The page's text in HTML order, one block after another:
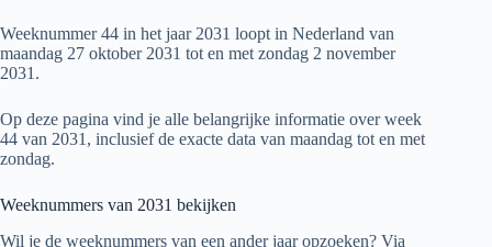
Weeknummer 44 in het jaar 2031 loopt in Nederland van
maandag 27 oktober 2031 tot en met zondag 2 november
2031.
Op deze pagina vind je alle belangrijke informatie over week
44 van 2031, inclusief de exacte data van maandag tot en met
zondag.
Weeknummers van 2031 bekijken
Wil je de weeknummers van een ander jaar opzoeken? Via